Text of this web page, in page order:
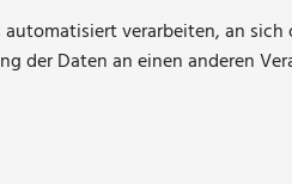
verarbeiten, an
der Daten an einen anderen